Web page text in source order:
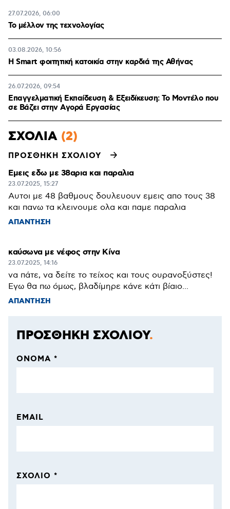
Το μέλλον της τεχνολογίας
27.07.2026, 06:00
Η Smart φοιτητική κατοικία στην καρδιά της Αθήνας
03.08.2026, 10:56
Επαγγελματική Εκπαίδευση & Εξειδίκευση: Το Mοντέλο που
σε Bάζει στην Aγορά Eργασίας
26.07.2026, 09:54
ΣΧΟΛΙΑ (2)
ΠΡΟΣΘΗΚΗ ΣΧΟΛΙΟΥ
Εμεις εδω με 38αρια και παραλια
23.07.2025, 15:27
Αυτοι με 48 βαθμους δουλευουν εμεις απο τους 38
και πανω τα κλεινουμε ολα και παμε παραλια
ΑΠΑΝΤΗΣΗ
καύσωνα με νέφος στην Κίνα
23.07.2025, 14:16
να πάτε, να δείτε το τείχος και τους ουρανοξύστες!
Εγω θα πω όμως, βλαδίμηρε κάνε κάτι βίαιο...
ΑΠΑΝΤΗΣΗ
ΠΡΟΣΘΗΚΗ ΣΧΟΛΙΟΥ
ΌΝΟΜΑ *
EMAIL
ΣΧΌΛΙΟ *